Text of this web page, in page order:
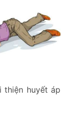
thiện huyết áp